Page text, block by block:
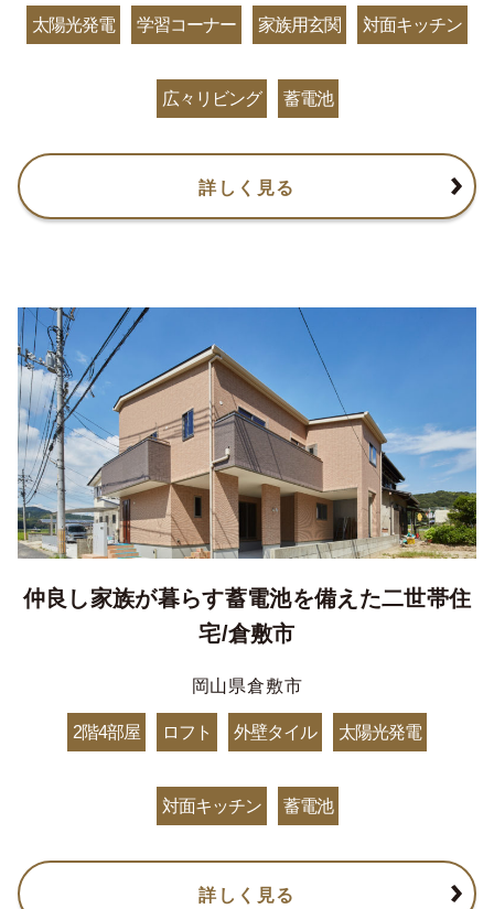
太陽光発電 学習コーナー 家族用玄関 対面キッチン
広々リビング 蓄電池
詳しく見る
仲良し家族が暮らす蓄電池を備えた二世帯住
宅/倉敷市
岡山県倉敷市
2階4部屋 ロフト 外壁タイル 太陽光発電
対面キッチン 蓄電池
詳しく見る